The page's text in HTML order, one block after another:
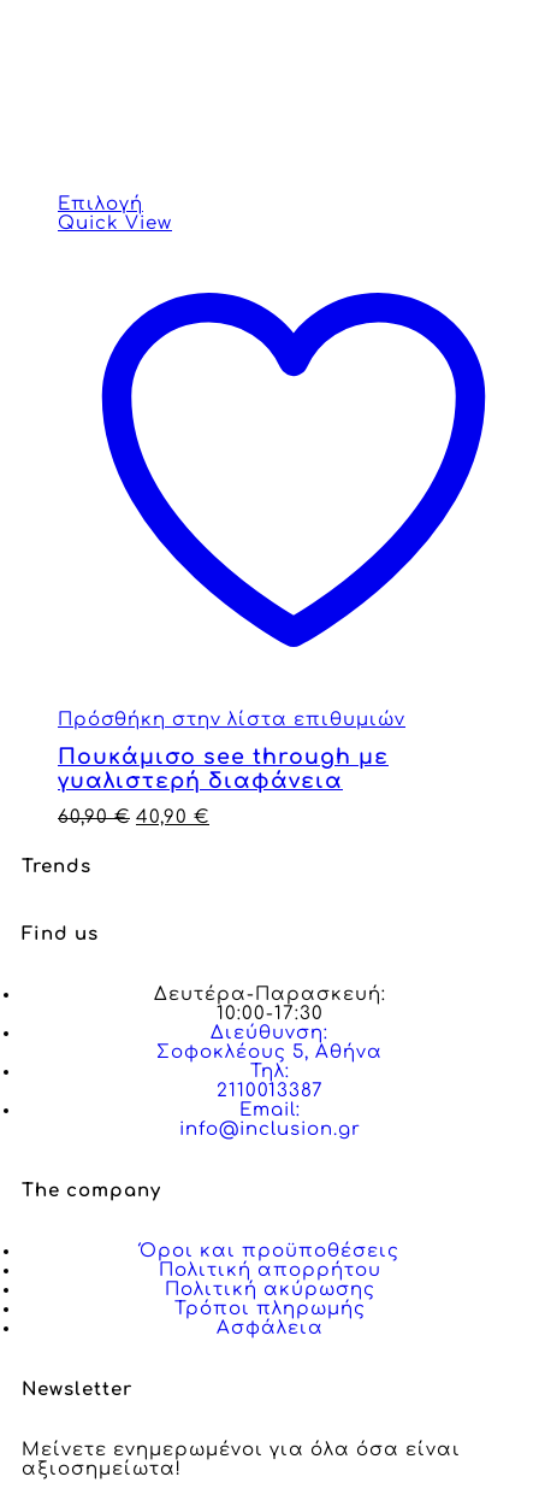
Επιλογή
Quick View
Πρόσθήκη στην λίστα επιθυμιών
Πουκάμισο see through με
γυαλιστερή διαφάνεια
60,90€ 40,90 €
Trends
Find us
Δευτέρα-Παρασκευή:
10:00-17:30
Διεύθυνση:
Σοφοκλέους 5, Αθήνα
Τηλ:
2110013387
Email:
info@inclusion.gr
The company
Όροι και προϋποθέσεις
Πολιτική απορρήτου
Πολιτική ακύρωσης
Τρόποι πληρωμής
Ασφάλεια
Newsletter
Μείνετε ενημερωμένοι για όλα όσα είναι
αξιοσημείωτα!